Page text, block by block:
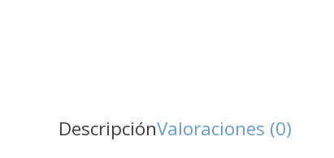
DescripciónValoraciones (0)